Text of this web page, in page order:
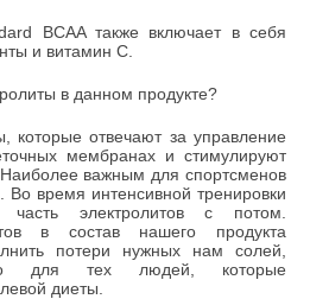
BCAA также включает в себя
и витамин С.
в данном продукте?
которые отвечают за управление
мембранах и стимулируют
важным для спортсменов
Во время интенсивной тренировки
электролитов с потом.
в состав нашего продукта
потери нужных нам солей,
для тех людей, которые
диеты.